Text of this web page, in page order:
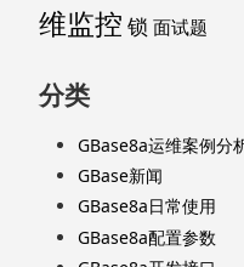
维监控 锁 面试题
分类
GBase8a运维案例分
GBase新闻
GBase8a日常使用
GBase8a配置参数